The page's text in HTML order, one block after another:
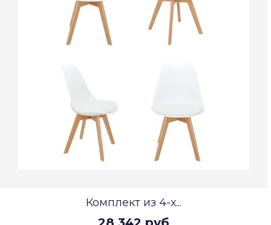
Комплект из 4-х...